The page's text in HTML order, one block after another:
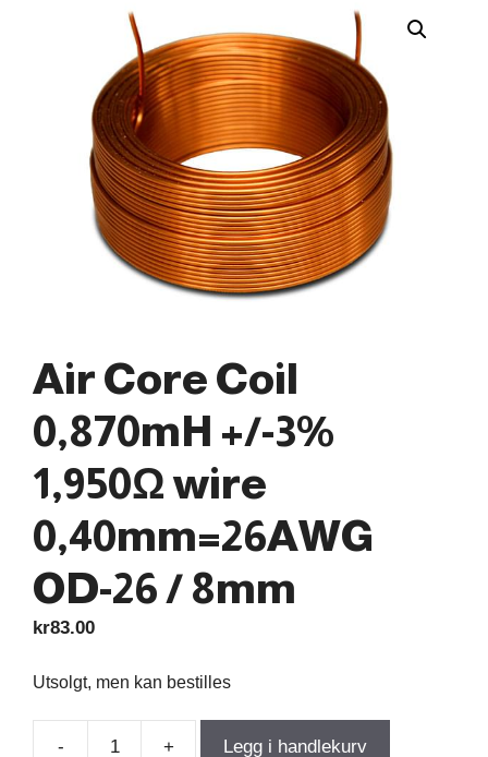
Air Core Coil
0,870mH +/-3%
1,950Ω wire
0,40mm=26AWG
OD-26 / 8mm
kr83.00
Utsolgt, men kan bestilles
- + Legg i handlekurv